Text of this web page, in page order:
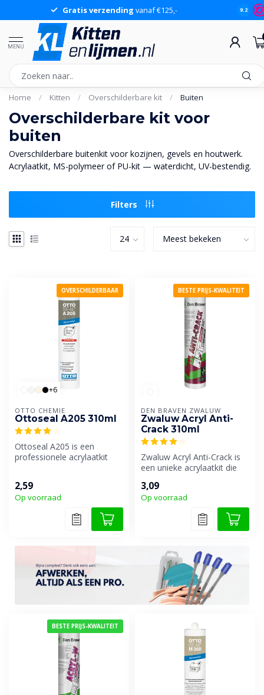
Gratis verzending vanaf €125,- 9.2
MENU
Home / Kitten / Overschilderbare kit / Buiten
Overschilderbare kit voor
buiten
Overschilderbare buitenkit voor kozijnen, gevels en houtwerk.
Acrylaatkit, MS-polymeer of PU-kit — waterdicht, UV-bestendig.
Filters
OVERSCHILDERBAAR
+6
OTTO CHEMIE
Ottoseal A205 310ml
Ottoseal A205 is een
professionele acrylaatkit
2,59
Op voorraad
BESTE PRIJS-KWALITEIT
DEN BRAVEN ZWALUW
Zwaluw Acryl Anti-
Crack 310ml
Zwaluw Acryl Anti-Crack is
een unieke acrylaatkit die
overschilderbaar...
3,09
Op voorraad
BESTE PRIJS-KWALITEIT